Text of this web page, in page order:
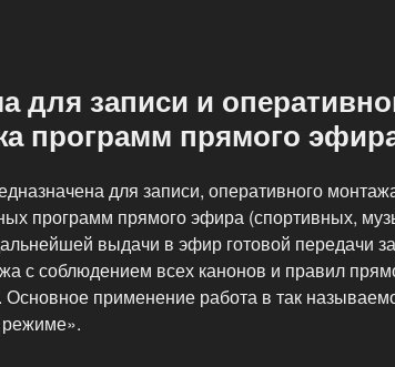
для записи и
программ прямого
для записи, оперативного
программ прямого эфира (спортивных,
выдачи в эфир готовой передачи
с соблюдением всех канонов и правил
Основное применение работа в так
режиме».